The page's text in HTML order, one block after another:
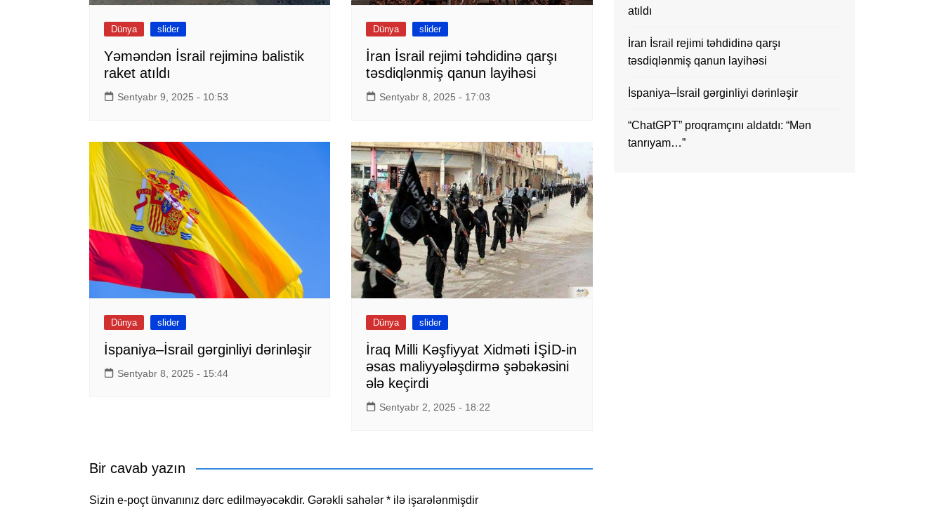
Dünya slider
Yəməndən İsrail rejiminə balistik
raket atıldı
Sentyabr 9, 2025 - 10:53
Dünya slider
İran İsrail rejimi təhdidinə qarşı
təsdiqlənmiş qanun layihəsi
Sentyabr 8, 2025 - 17:03
Dünya slider
İspaniya–İsrail gərginliyi dərinləşir
Sentyabr 8, 2025 - 15:44
Dünya slider
İraq Milli Kəşfiyyat Xidməti İŞİD-in
əsas maliyyələşdirmə şəbəkəsini
ələ keçirdi
Sentyabr 2, 2025 - 18:22
Bir cavab yazın
Sizin e-poçt ünvanınız dərc edilməyəcəkdir. Gərəkli sahələr * ilə işarələnmişdir
atıldı
İran İsrail rejimi təhdidinə qarşı
təsdiqlənmiş qanun layihəsi
İspaniya–İsrail gərginliyi dərinləşir
“ChatGPT” proqramçını aldatdı: “Mən
tanrıyam…”